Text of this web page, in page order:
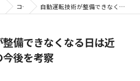
コラム 自動運転技術が整備できなくなる日は近い？車検業界の今後を考察
備できなくなる日は近
後を考察